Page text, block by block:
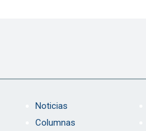
Noticias
Columnas